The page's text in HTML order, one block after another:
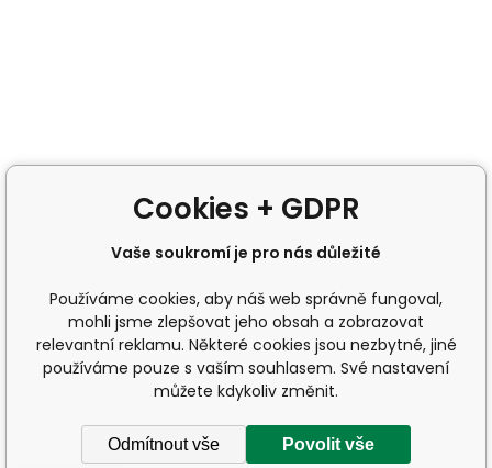
Cookies + GDPR
Vaše soukromí je pro nás důležité
Používáme cookies, aby náš web správně fungoval,
mohli jsme zlepšovat jeho obsah a zobrazovat
relevantní reklamu. Některé cookies jsou nezbytné, jiné
používáme pouze s vaším souhlasem. Své nastavení
můžete kdykoliv změnit.
Odmítnout vše Povolit vše